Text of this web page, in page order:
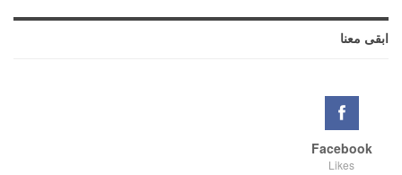
ابقى معنا
Facebook
Likes